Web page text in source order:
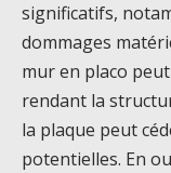
significatifs,
dommages
mur en placo
rendant la
la plaque peut
potentielles. En